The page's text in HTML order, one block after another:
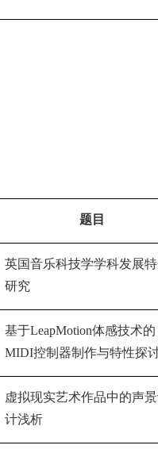
题目
英国音乐科技学学科发展
研究
基于LeapMotion体感技术的
MIDI控制器制作与特性探
虚拟现实艺术作品中的声
计浅析